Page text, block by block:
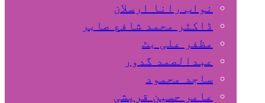
نواب رانا ارسلان
ڈاکٹر محمد شافع صابر
مظفر علی بٹ
عبدالصمد گدور
ساجد محمود
عامر حسین قریشی